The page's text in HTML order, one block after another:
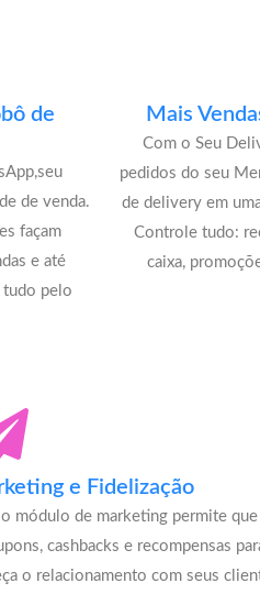
de
de venda.
façam
e até
tudo pelo
Mais
Com o Seu
pedidos do seu
de delivery em
Controle tudo:
caixa,
e Fidelização
módulo de marketing permite
cashbacks e recompensas
o relacionamento com seus